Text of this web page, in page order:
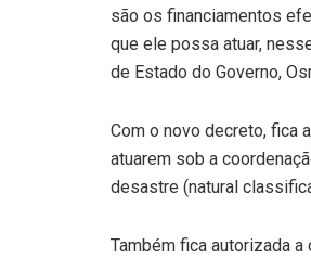
são os financiamentos
que ele possa atuar,
de Estado do Governo,
Com o novo decreto, fica
atuarem sob a
desastre (natural
Também fica autorizada